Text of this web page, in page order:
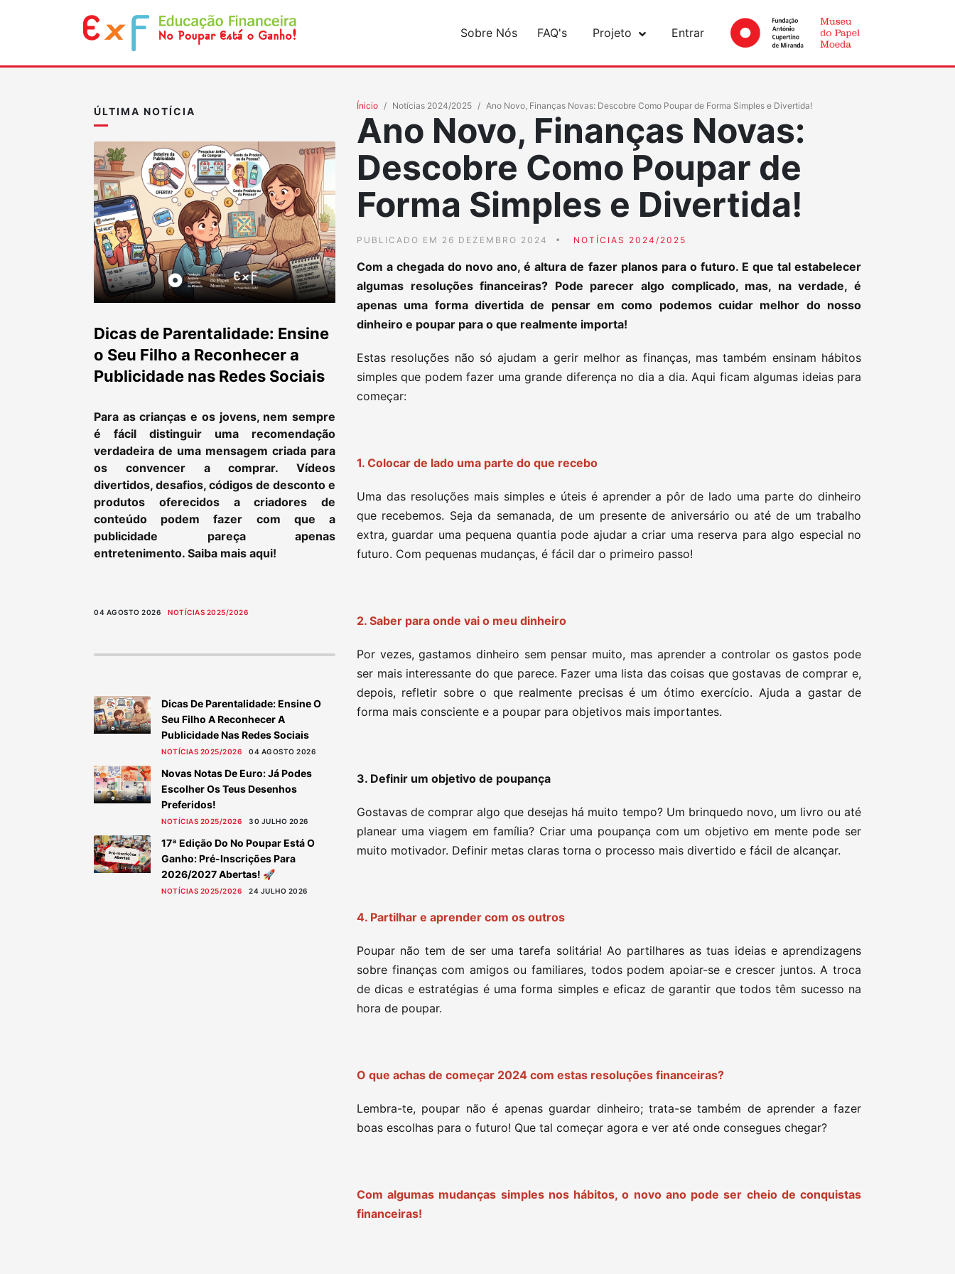
Sobre Nós FAQ's Projeto Entrar
ÚLTIMA NOTÍCIA
Dicas de Parentalidade: Ensine
o Seu Filho a Reconhecer a
Publicidade nas Redes Sociais
Para as crianças e os jovens, nem sempre
é fácil distinguir uma recomendação
verdadeira de uma mensagem criada para
os convencer a comprar. Vídeos
divertidos, desafios, códigos de desconto e
produtos oferecidos a criadores de
conteúdo podem fazer com que a
publicidade pareça apenas
entretenimento. Saiba mais aqui!
04 AGOSTO 2026 NOTÍCIAS 2025/2026
Dicas De Parentalidade: Ensine O
Seu Filho A Reconhecer A
Publicidade Nas Redes Sociais
NOTÍCIAS 2025/2026 04 AGOSTO 2026
Novas Notas De Euro: Já Podes
Escolher Os Teus Desenhos
Preferidos!
NOTÍCIAS 2025/2026 30 JULHO 2026
17ª Edição Do No Poupar Está O
Ganho: Pré-Inscrições Para
2026/2027 Abertas! 🚀
NOTÍCIAS 2025/2026 24 JULHO 2026
Ínicio Notícias 2024/2025 Ano Novo, Finanças Novas: Descobre Como Poupar de Forma Simples e Divertida!
Ano Novo, Finanças Novas:
Descobre Como Poupar de
Forma Simples e Divertida!
PUBLICADO EM 26 DEZEMBRO 2024 NOTÍCIAS 2024/2025
Com a chegada do novo ano, é altura de fazer planos para o futuro. E que tal estabelecer
algumas resoluções financeiras? Pode parecer algo complicado, mas, na verdade, é
apenas uma forma divertida de pensar em como podemos cuidar melhor do nosso
dinheiro e poupar para o que realmente importa!
Estas resoluções não só ajudam a gerir melhor as finanças, mas também ensinam hábitos
simples que podem fazer uma grande diferença no dia a dia. Aqui ficam algumas ideias para
começar:
1. Colocar de lado uma parte do que recebo
Uma das resoluções mais simples e úteis é aprender a pôr de lado uma parte do dinheiro
que recebemos. Seja da semanada, de um presente de aniversário ou até de um trabalho
extra, guardar uma pequena quantia pode ajudar a criar uma reserva para algo especial no
futuro. Com pequenas mudanças, é fácil dar o primeiro passo!
2. Saber para onde vai o meu dinheiro
Por vezes, gastamos dinheiro sem pensar muito, mas aprender a controlar os gastos pode
ser mais interessante do que parece. Fazer uma lista das coisas que gostavas de comprar e,
depois, refletir sobre o que realmente precisas é um ótimo exercício. Ajuda a gastar de
forma mais consciente e a poupar para objetivos mais importantes.
3. Definir um objetivo de poupança
Gostavas de comprar algo que desejas há muito tempo? Um brinquedo novo, um livro ou até
planear uma viagem em família? Criar uma poupança com um objetivo em mente pode ser
muito motivador. Definir metas claras torna o processo mais divertido e fácil de alcançar.
4. Partilhar e aprender com os outros
Poupar não tem de ser uma tarefa solitária! Ao partilhares as tuas ideias e aprendizagens
sobre finanças com amigos ou familiares, todos podem apoiar-se e crescer juntos. A troca
de dicas e estratégias é uma forma simples e eficaz de garantir que todos têm sucesso na
hora de poupar.
O que achas de começar 2024 com estas resoluções financeiras?
Lembra-te, poupar não é apenas guardar dinheiro; trata-se também de aprender a fazer
boas escolhas para o futuro! Que tal começar agora e ver até onde consegues chegar?
Com algumas mudanças simples nos hábitos, o novo ano pode ser cheio de conquistas
financeiras!